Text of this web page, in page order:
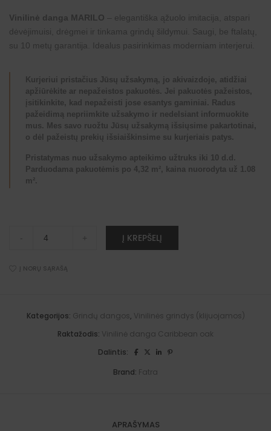
Vinilinė danga MARILO – elegantiška ąžuolo imitacija, atspari
dėvėjimuisi, drėgmei ir tinkama grindų šildymui. Saugi, be ftalatų,
su 10 metų garantija. Idealus pasirinkimas moderniam interjerui.
Kurjeriui pristačius Jūsų užsakymą, jo akivaizdoje, atidžiai
apžiūrėkite ar nepažeistos pakuotės. Jei pakuotės pažeistos,
įsitikinkite, kad nepažeisti jose esantys gaminiai. Radus
pažeidimą nepriimkite užsakymo ir nedelsiant informuokite
mus. Mes savo ruožtu Jūsų užsakymą išsiųsime pakartotinai,
o dėl pažeistų prekių išsiaiškinsime su kurjeriais patys.
Pristatymas nuo užsakymo apteikimo užtruks iki 10 d.d.
Parduodama pakuotėmis po 4,32 m², kaina nuorodyta už 1.08
m².
danga
18204-
- + Į KREPŠELĮ
v
:
Į NORŲ SĄRAŠĄ
Kategorijos: Grindų dangos , Vinilinės grindys (klijuojamos)
Raktažodis: Vinilinė danga Caribbean oak
Dalintis:
Brand: Fatra
APRAŠYMAS